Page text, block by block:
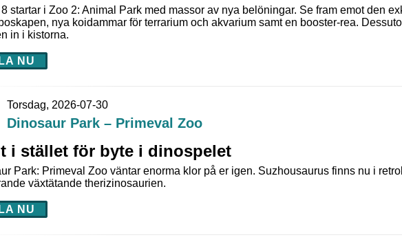
startar i Zoo 2: Animal Park med massor av nya belöningar. Se fram emot den
nya koidammar för terrarium och akvarium samt en booster-rea.
in i kistorna.
NU
Torsdag, 2026-07-30
Dinosaur Park – Primeval Zoo
i stället för byte i dinospelet
Park: Primeval Zoo väntar enorma klor på er igen. Suzhousaurus finns nu i
växtätande therizinosaurien.
NU